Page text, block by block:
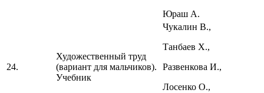
Юраш А.
24.
Художественный труд
(вариант для мальчиков).
Учебник
Чукалин В.,
Танбаев Х.,
Развенкова И.,
Лосенко О.,